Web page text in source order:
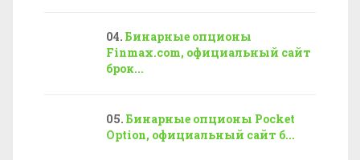
Бинарные опционы
Finmax.com, официальный сайт
брок...
Бинарные опционы Pocket
Option, официальный сайт б...